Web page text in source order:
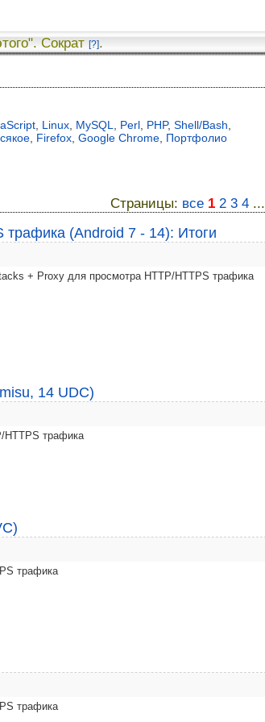
Сократ [?].
Linux MySQL Perl PHP, Shell/Bash
Firefox Google Chrome Портфолио
Страницы: все 1 2 3 4 ...
(Android 7 - 14): Итоги
+ Proxy для просмотра HTTP/HTTPS трафика
14 UDC)
HTTPS трафика
трафика
трафика